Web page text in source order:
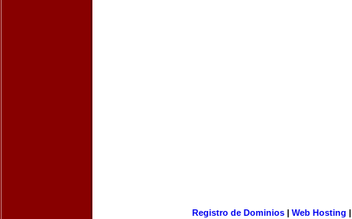
Registro de Dominios| Web Hosting |